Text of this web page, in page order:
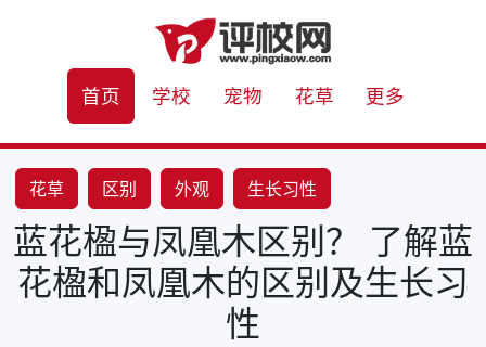
首页 学校 宠物 花草 更多
花草 区别 外观 生长习性
蓝花楹与凤凰木区别？ 了解蓝
花楹和凤凰木的区别及生长习
性